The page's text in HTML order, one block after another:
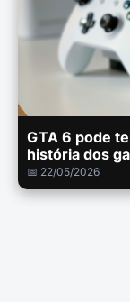
GTA 6 pode
história dos
📅 22/05/2026